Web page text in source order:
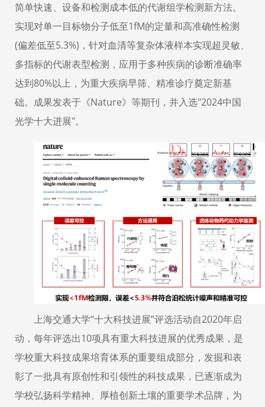
简单快速、设备和检测成本低的代谢组学检测新方法。
实现对单一目标物分子低至1fM的定量和高准确性检测
(偏差低至5.3%) ，针对血清等复杂体液样本实现超灵敏、
多指标的代谢表型检测，应用于多种疾病的诊断准确率
达到80%以上 ， 为重大疾病早筛、精准诊疗奠定新基
础。成果发表于《Nature》 等期刊，并入选"2024中国
光学十大进展"。
上海交通大学“十大科技进展”评选活动自2020年启
动，每年评选出10项具有重大科技进展的优秀成果，是
学校重大科技成果培育体系的重要组成部分，发掘和表
彰了一批具有原创性和引领性的科技成果，已逐渐成为
学校弘扬科学精神、厚植创新土壤的重要学术品牌，为